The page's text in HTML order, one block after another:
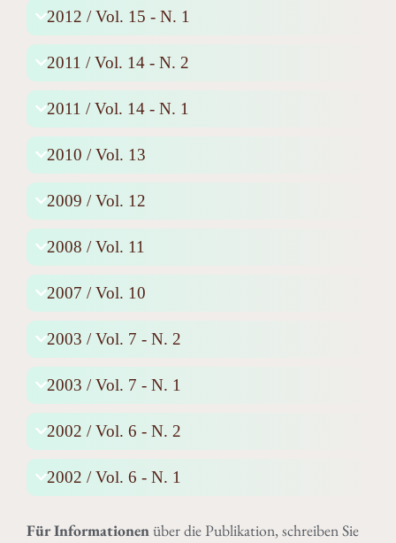
2012 / Vol. 15 - N. 1
2011 / Vol. 14 - N. 2
2011 / Vol. 14 - N. 1
2010 / Vol. 13
2009 / Vol. 12
2008 / Vol. 11
2007 / Vol. 10
2003 / Vol. 7 - N. 2
2003 / Vol. 7 - N. 1
2002 / Vol. 6 - N. 2
2002 / Vol. 6 - N. 1
Für Informationenüber die Publikation, schreiben Sie